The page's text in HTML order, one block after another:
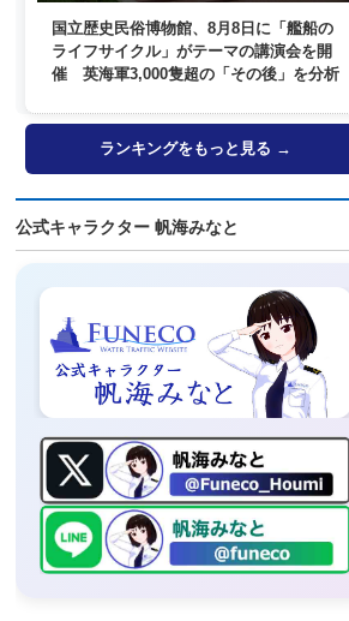
国立歴史民俗博物館、8月8日に「艦船の
ライフサイクル」がテーマの講演会を開
催 英海軍3,000隻超の「その後」を分析
ランキングをもっと見る →
公式キャラクター 帆海みなと